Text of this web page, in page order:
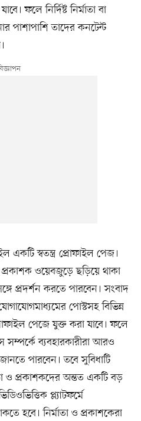
ফলে নির্দিষ্ট নির্মাতা বা
পাশাপাশি তাদের কনটেন্ট
একটি স্বতন্ত্র প্রোফাইল পেজ।
প্রকাশক ওয়েবজুড়ে ছড়িয়ে থাকা
প্রদর্শন করতে পারবেন। সংবাদ
পোস্টসহ বিভিন্ন
পেজে যুক্ত করা যাবে। ফলে
সম্পর্কে ব্যবহারকারীরা আরও
পারবেন। তবে সুবিধাটি
ও প্রকাশকদের অন্তত একটি বড়
প্ল্যাটফর্মে
হবে। নির্মাতা ও প্রকাশকেরা